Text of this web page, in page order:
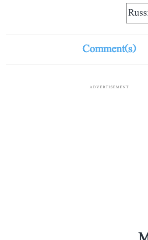
Comment(s)
ADVERTISEMENT